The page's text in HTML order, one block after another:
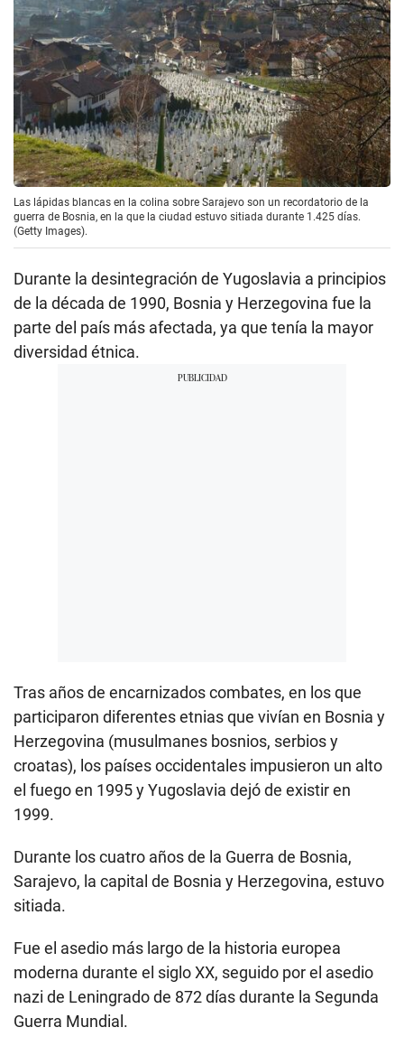
Las lápidas blancas en la colina sobre Sarajevo son un recordatorio de la
guerra de Bosnia, en la que la ciudad estuvo sitiada durante 1.425 días.
(Getty Images).
Durante la desintegración de Yugoslavia a principios
de la década de 1990, Bosnia y Herzegovina fue la
parte del país más afectada, ya que tenía la mayor
diversidad étnica.
Tras años de encarnizados combates, en los que
participaron diferentes etnias que vivían en Bosnia y
Herzegovina (musulmanes bosnios, serbios y
croatas), los países occidentales impusieron un alto
el fuego en 1995 y Yugoslavia dejó de existir en
1999.
Durante los cuatro años de la Guerra de Bosnia,
Sarajevo, la capital de Bosnia y Herzegovina, estuvo
sitiada.
Fue el asedio más largo de la historia europea
moderna durante el siglo XX, seguido por el asedio
nazi de Leningrado de 872 días durante la Segunda
Guerra Mundial.